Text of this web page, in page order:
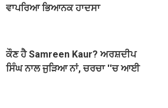
ਵਾਪਰਿਆ ਭਿਆਨਕ ਹਾਦਸਾ
ਕੌਣ ਹੈ Samreen Kaur? ਅਰਸ਼ਦੀਪ
ਸਿੰਘ ਨਾਲ ਜੁੜਿਆ ਨਾਂ, ਚਰਚਾ ''ਚ ਆਈ